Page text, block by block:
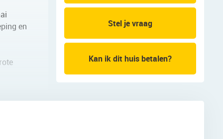
en
je de
Stel je vraag
Kan ik dit huis betalen?